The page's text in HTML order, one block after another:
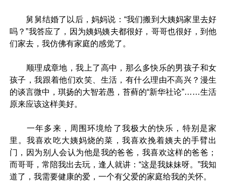
舅舅结婚了以后，妈妈说：“我们搬到大姨妈家里去好
吗？”我答应了，因为姨妈姨夫都很好，哥哥也很好，到他
们家去，我仿佛有家庭的感觉了。
顺理成章地，我上了高中，那么多快乐的男孩子和女
孩子，我跟着他们欢笑、生活，有什么理由不高兴？漫生
的谈言微中，琪扬的大智若愚，苔藓的“新华社论”……生活
原来应该这样美好。
一年多来，周围环境给了我极大的快乐，特别是家
里。我喜欢吃大姨妈烧的菜，我喜欢挽着姨夫的手臂出
门，因为别人会认为他是我的爸爸，我喜欢这样的爸爸；
而哥哥，常陪我出去玩，逢人就讲：“这是我妹妹呀。”我知
道了，我需要健康的爱，一个有父爱的家庭给我的关怀。